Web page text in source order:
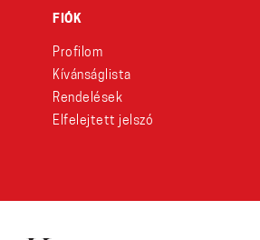
FIÓK
Profilom
Kívánságlista
Rendelések
Elfelejtett jelszó